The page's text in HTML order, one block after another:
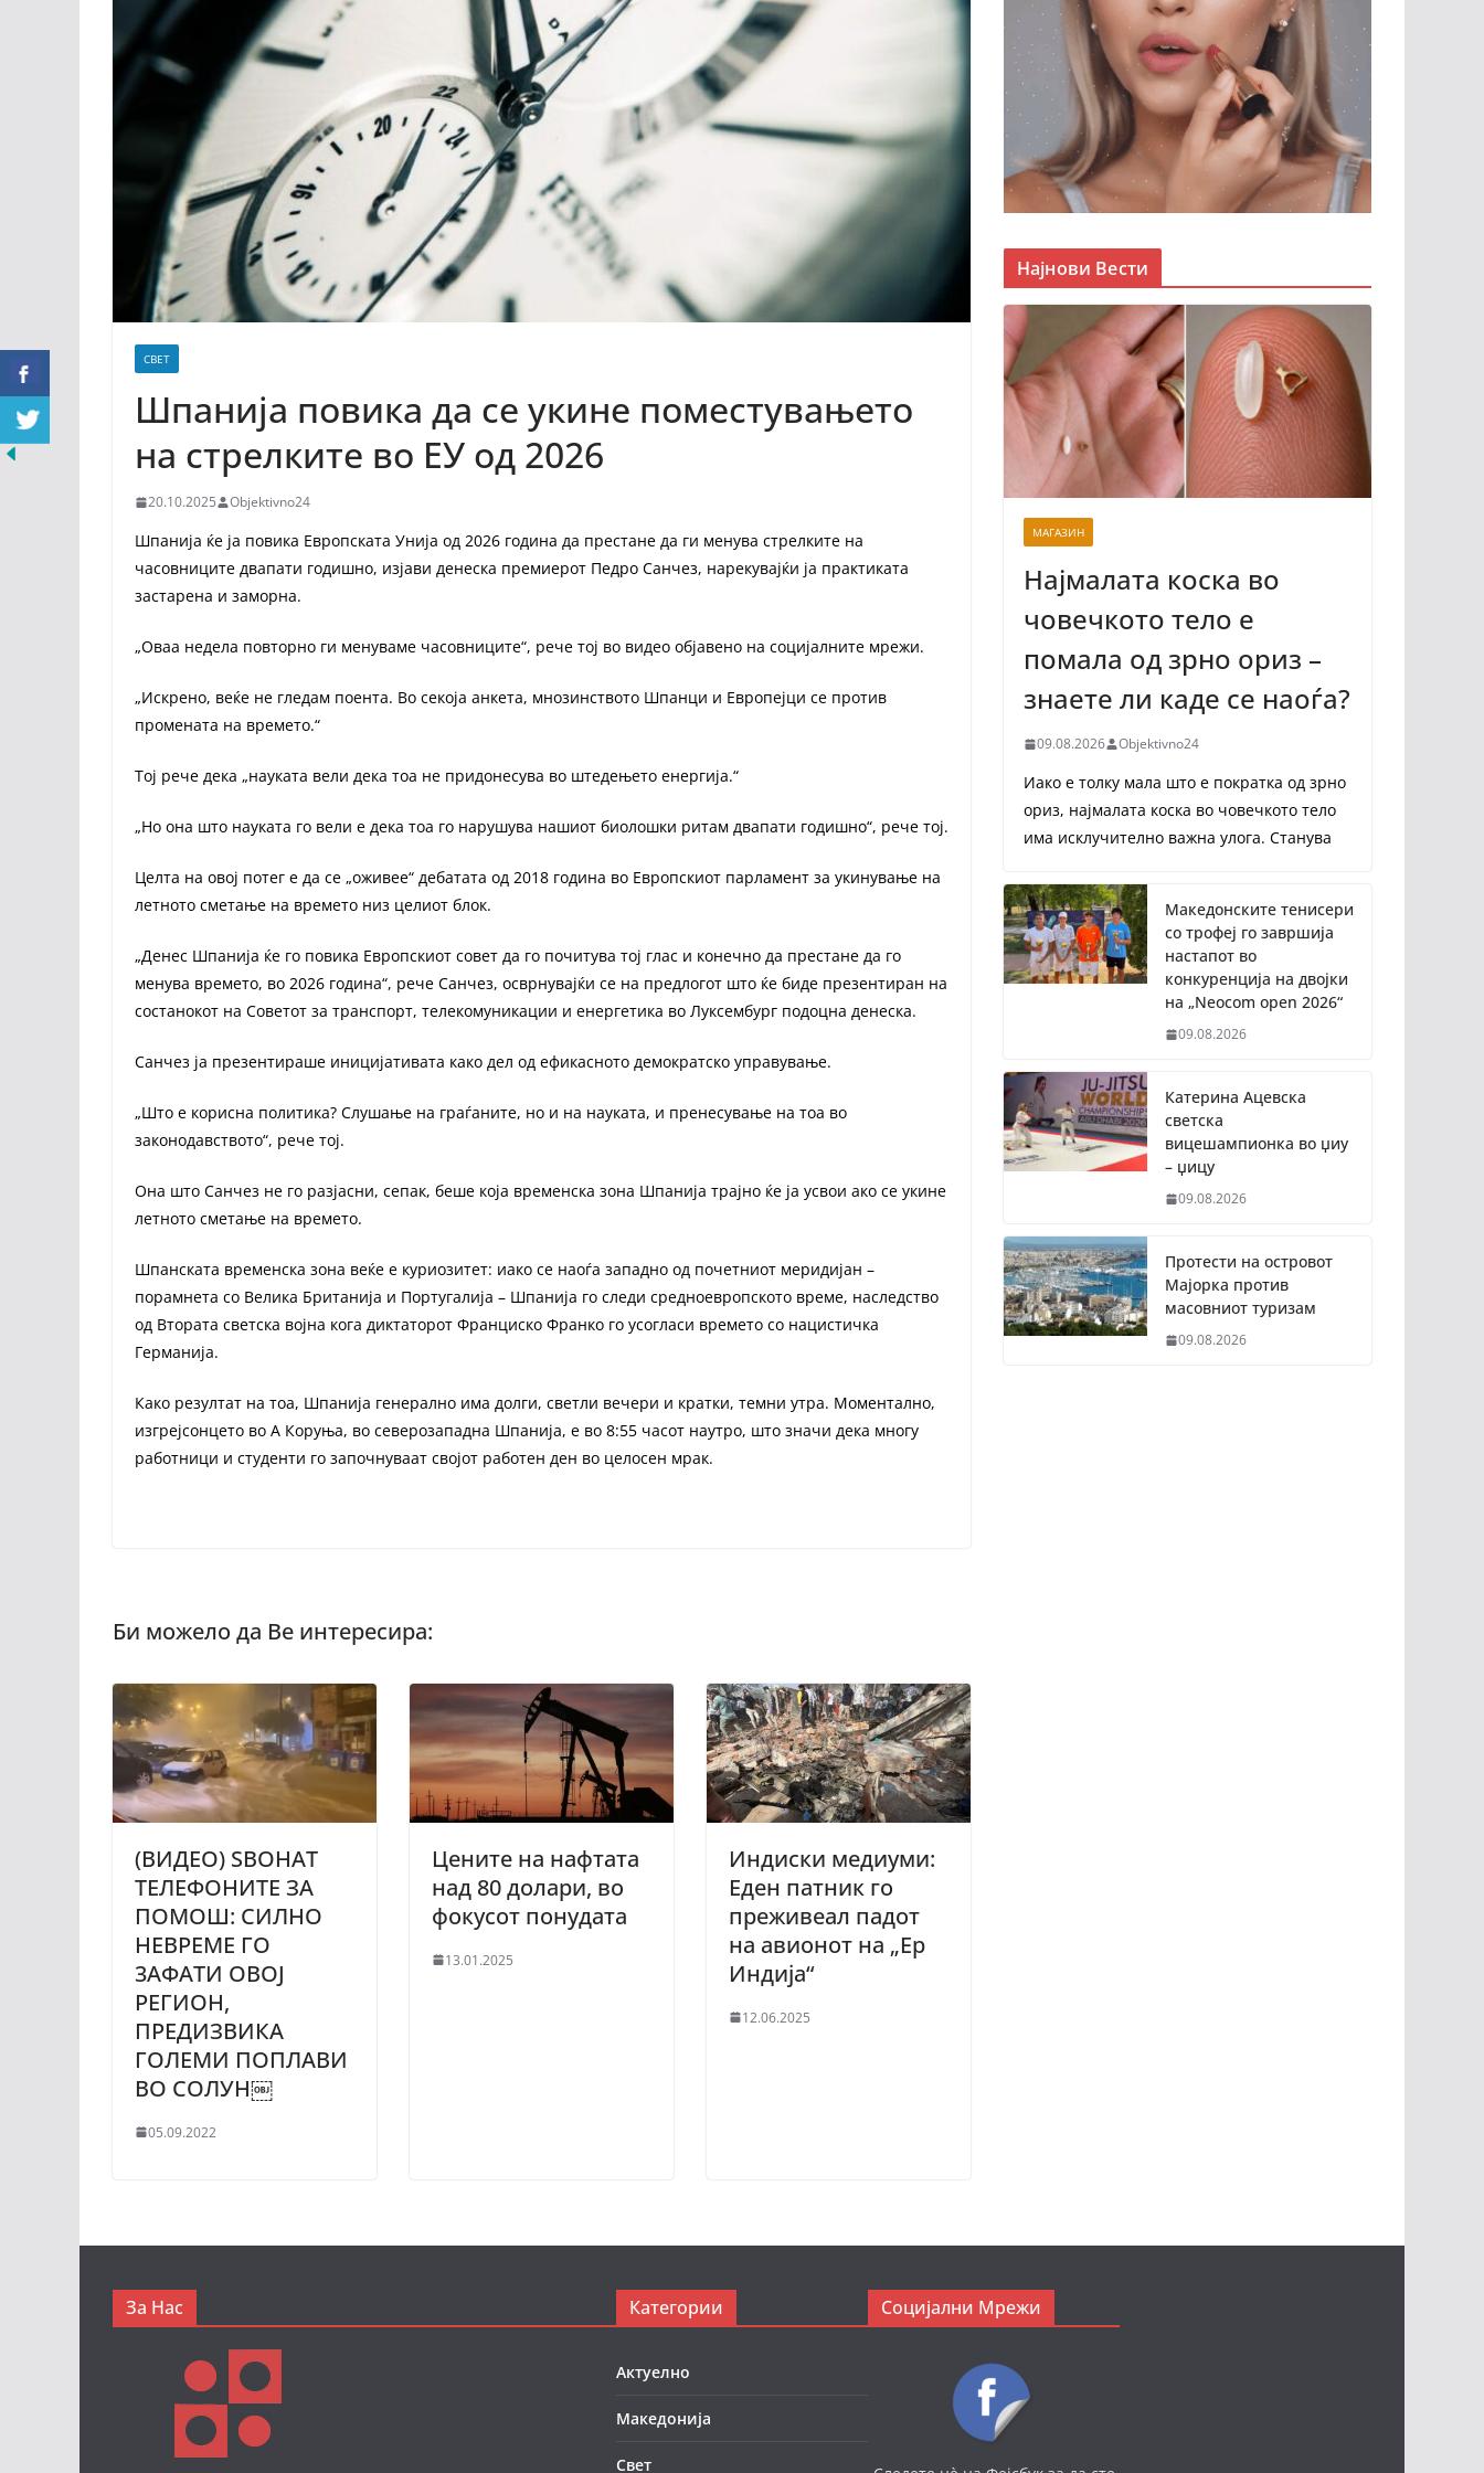
СВЕТ
Шпанија повика да се укине поместувањето
на стрелките во ЕУ од 2026
20.10.2025 Objektivno24
Шпанија ќе ја повика Европската Унија од 2026 година да престане да ги менува стрелките на
часовниците двапати годишно, изјави денеска премиерот Педро Санчез, нарекувајќи ја практиката
застарена и заморна.
„Оваа недела повторно ги менуваме часовниците“, рече тој во видео објавено на социјалните мрежи.
„Искрено, веќе не гледам поента. Во секоја анкета, мнозинството Шпанци и Европејци се против
промената на времето.“
Тој рече дека „науката вели дека тоа не придонесува во штедењето енергија.“
„Но она што науката го вели е дека тоа го нарушува нашиот биолошки ритам двапати годишно“, рече тој.
Целта на овој потег е да се „оживее“ дебатата од 2018 година во Европскиот парламент за укинување на
летното сметање на времето низ целиот блок.
„Денес Шпанија ќе го повика Европскиот совет да го почитува тој глас и конечно да престане да го
менува времето, во 2026 година“, рече Санчез, осврнувајќи се на предлогот што ќе биде презентиран на
состанокот на Советот за транспорт, телекомуникации и енергетика во Луксембург подоцна денеска.
Санчез ја презентираше иницијативата како дел од ефикасното демократско управување.
„Што е корисна политика? Слушање на граѓаните, но и на науката, и пренесување на тоа во
законодавството“, рече тој.
Она што Санчез не го разјасни, сепак, беше која временска зона Шпанија трајно ќе ја усвои ако се укине
летното сметање на времето.
Шпанската временска зона веќе е куриозитет: иако се наоѓа западно од почетниот меридијан –
порамнета со Велика Британија и Португалија – Шпанија го следи средноевропското време, наследство
од Втората светска војна кога диктаторот Франциско Франко го усогласи времето со нацистичка
Германија.
Како резултат на тоа, Шпанија генерално има долги, светли вечери и кратки, темни утра. Моментално,
изгрејсонцето во А Коруња, во северозападна Шпанија, е во 8:55 часот наутро, што значи дека многу
работници и студенти го започнуваат својот работен ден во целосен мрак.
(ВИДЕО) ЅВОНАТ
ТЕЛЕФОНИТЕ ЗА
ПOМОШ: СИЛНО
НЕВРЕМЕ ГО
3АФАТИ ОВОЈ
РЕГИОН,
ПРЕДИЗВИКА
ГОЛЕМИ ПОПЛАВИ
ВО СОЛУН￼
05.09.2022
Цените на нафтата
над 80 долари, во
фокусот понудата
13.01.2025
Индиски медиуми:
Еден патник го
преживеал падот
на авионот на „Ер
Индија“
12.06.2025
Најнови Вести
МАГАЗИН
Најмалата коска во
човечкото тело е
помала од зрно ориз –
знаете ли каде се наоѓа?
09.08.2026 Objektivno24
Иако е толку мала што е пократка од зрно
ориз, најмалата коска во човечкото тело
има исклучително важна улога. Станува
Македонските тенисери
со трофеј го завршија
настапот во
конкуренција на двојки
на „Neocom open 2026“
09.08.2026
Катерина Ацевска
светска
вицешампионка во џиу
– џицу
09.08.2026
Протести на островот
Мајорка против
масовниот туризам
09.08.2026
За Нас Категории
Актуелно
Македонија
Свет
Социјални Мрежи